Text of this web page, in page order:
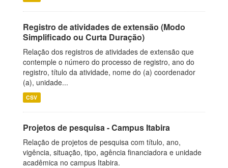
Registro de atividades de extensão (Modo
Simplificado ou Curta Duração)
Relação dos registros de atividades de extensão que
contemple o número do processo de registro, ano do
registro, título da atividade, nome do (a) coordenador
(a), unidade...
CSV
Projetos de pesquisa - Campus Itabira
Relação de projetos de pesquisa com título, ano,
vigência, situação, tipo, agência financiadora e unidade
acadêmica no campus Itabira.